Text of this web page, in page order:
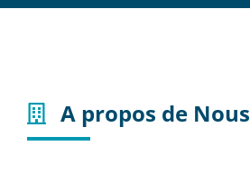
A propos de Nous